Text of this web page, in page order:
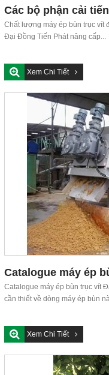
Các bộ phận cải
Chất lượng máy ép bùn trục vít
Đại Đồng Tiến Phát nâng cấp...
Xem Chi Tiết
Catalogue máy ép
Catalogue máy ép bùn trục vít
cần thiết về dòng máy ép bùn
Xem Chi Tiết